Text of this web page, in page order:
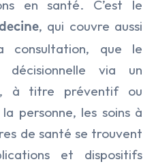
en santé. C’est le
, qui couvre aussi
consultation, que le
décisionnelle via un
à titre préventif ou
personne, les soins à
de santé se trouvent
et dispositifs